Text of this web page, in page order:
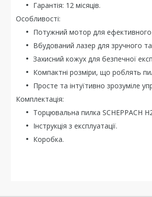
Гарантія: 12 місяців.
Особливості:
Потужний мотор для ефективного
Вбудований лазер для зручного та
Захисний кожух для безпечної
Компактні розміри, що роблять
Просте та інтуїтивно зрозуміле
Комплектація:
Торцювальна пилка SCHEPPACH
Інструкція з експлуатації.
Коробка.